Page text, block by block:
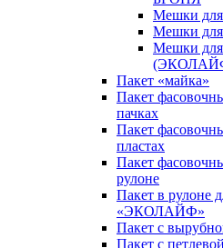
Мешки для
Мешки
Мешки для
Пакет «майка»
Пакет
пачках
Пакет
пластах
Пакет
рулоне
Пакет в рулоне
«ЭКОЛАЙФ»
Пакет с
Пакет с